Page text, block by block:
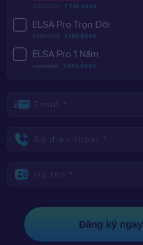
2.745.000đ 1.716.000đ
ELSA Pro Trọn Đời
3.395.000đ 2.195.000đ
ELSA Pro 1 Năm
1.595.000đ 1.095.000đ
Email *
Số điện thoại *
Họ tên *
Đăng ký ngay